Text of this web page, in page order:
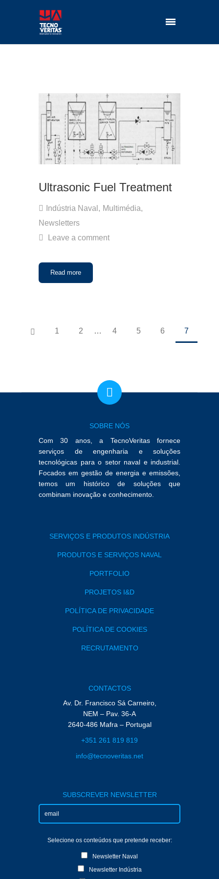
Ultrasonic Fuel Treatment
Indústria Naval , Multimédia,
Newsletters
Leave a comment
Read more
1 2 … 4 5 6 7
SOBRE NÓS
Com 30 anos, a TecnoVeritas fornece
serviços de engenharia e soluções
tecnológicas para o setor naval e industrial.
Focados em gestão de energia e emissões,
temos um histórico de soluções que
combinam inovação e conhecimento.
SERVIÇOS E PRODUTOS INDÚSTRIA
PRODUTOS E SERVIÇOS NAVAL
PORTFOLIO
PROJETOS I&D
POLÍTICA DE PRIVACIDADE
POLÍTICA DE COOKIES
RECRUTAMENTO
CONTACTOS
Av. Dr. Francisco Sá Carneiro,
NEM – Pav. 36-A
2640-486 Mafra – Portugal
+351 261 819 819
info@tecnoveritas.net
SUBSCREVER NEWSLETTER
Selecione os conteúdos que pretende receber:
Newsletter Naval
Newsletter Indústria